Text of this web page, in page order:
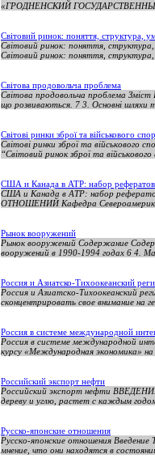
«ГРОДНЕНСКИЙ
Світовий ринок: поняття, структура,
Світовий ринок: поняття,
Світовий ринок: поняття,
Світова продовольча проблема
Світова продовольча проблема
що розвиваються. 7 3. Основні шляхи
Світові ринки зброї та військового
Світові ринки зброї та
“Світовий ринок зброї та
США и Канада в АТР: набор рефератов
США и Канада в АТР: набор
ОТНОШЕНИЙ Кафедра
Рынок вооружений
Рынок вооружений Содержание
вооружений в 1990-1994 годах 6 4.
Россия и Азиатско-Тихоокеанский
Россия и Азиатско-Тихоокеанский
сконцентрировать свое внимание на
Россия в системе международной
Россия в системе международной
курсу «Международная экономика»
Российский экспорт нефти
Российский экспорт нефти
дереву и углю, растет с каждым
Русско-японские отношения
Русско-японские отношения
мнение, что они находятся в